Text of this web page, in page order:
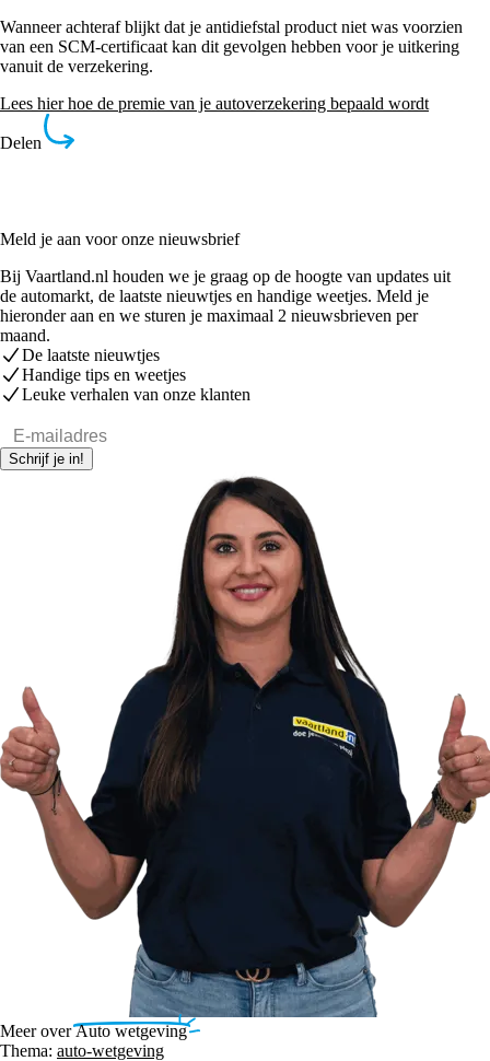
Wanneer achteraf blijkt dat je antidiefstal product niet was voorzien
van een SCM-certificaat kan dit gevolgen hebben voor je uitkering
vanuit de verzekering.
Lees hier hoe de premie van je autoverzekering bepaald wordt
Delen
Meld je aan voor onze nieuwsbrief
Bij Vaartland.nl houden we je graag op de hoogte van updates uit
de automarkt, de laatste nieuwtjes en handige weetjes. Meld je
hieronder aan en we sturen je maximaal 2 nieuwsbrieven per
maand.
De laatste nieuwtjes
Handige tips en weetjes
Leuke verhalen van onze klanten
E-mailadres
Schrijf je in!
Meer overAuto wetgeving
Thema: auto-wetgeving